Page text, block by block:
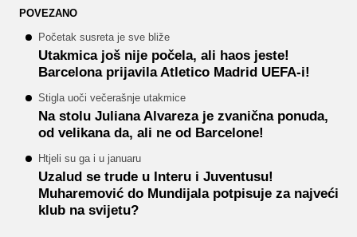
POVEZANO
Početak susreta je sve bliže
Utakmica još nije počela, ali haos jeste!
Barcelona prijavila Atletico Madrid UEFA-i!
Stigla uoči večerašnje utakmice
Na stolu Juliana Alvareza je zvanična ponuda,
od velikana da, ali ne od Barcelone!
Htjeli su ga i u januaru
Uzalud se trude u Interu i Juventusu!
Muharemović do Mundijala potpisuje za najveći
klub na svijetu?